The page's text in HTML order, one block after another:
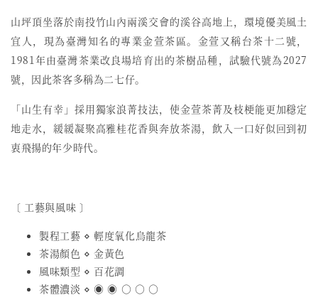
山坪頂坐落於南投竹山內兩溪交會的溪谷高地上，環境優美風土
宜人，現為臺灣知名的專業金萱茶區。金萱又稱台茶十二號，
1981年由臺灣茶業改良場培育出的茶樹品種，試驗代號為2027
號，因此茶客多稱為二七仔。
「山生有幸」採用獨家浪菁技法，使金萱茶菁及枝梗能更加穩定
地走水，緩緩凝聚高雅桂花香與奔放茶湯，飲入一口好似回到初
衷飛揚的年少時代。
〔 工藝與風味 〕
製程工藝 ⋄ 輕度氧化烏龍茶
茶湯顏色 ⋄ 金黃色
風味類型 ⋄ 百花調
茶體濃淡 ⋄ ◉ ◉ ○ ○ ○